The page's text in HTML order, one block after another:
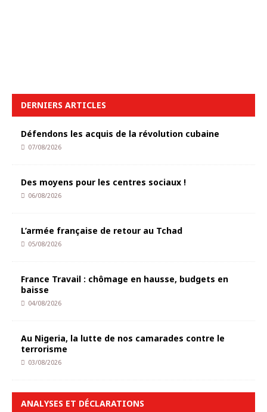
DERNIERS ARTICLES
Défendons les acquis de la révolution cubaine
07/08/2026
Des moyens pour les centres sociaux !
06/08/2026
L’armée française de retour au Tchad
05/08/2026
France Travail : chômage en hausse, budgets en
baisse
04/08/2026
Au Nigeria, la lutte de nos camarades contre le
terrorisme
03/08/2026
ANALYSES ET DÉCLARATIONS